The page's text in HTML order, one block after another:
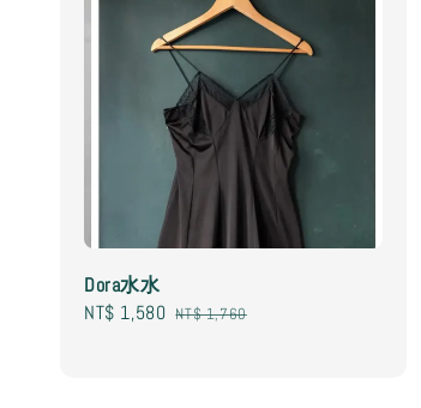
Dora水水
Sale
NT$ 1,580 Regular
NT$ 1,760